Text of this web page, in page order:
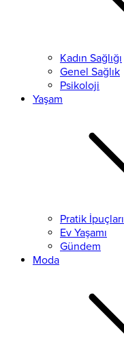
Kadın Sağlığı
Genel Sağlık
Psikoloji
Yaşam
Pratik İpuçları
Ev Yaşamı
Gündem
Moda